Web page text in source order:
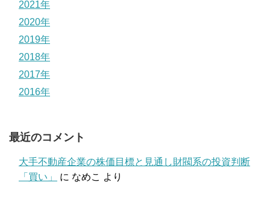
2021年
2020年
2019年
2018年
2017年
2016年
最近のコメント
大手不動産企業の株価目標と見通し財閥系の投資判断
「買い」
に なめこ より